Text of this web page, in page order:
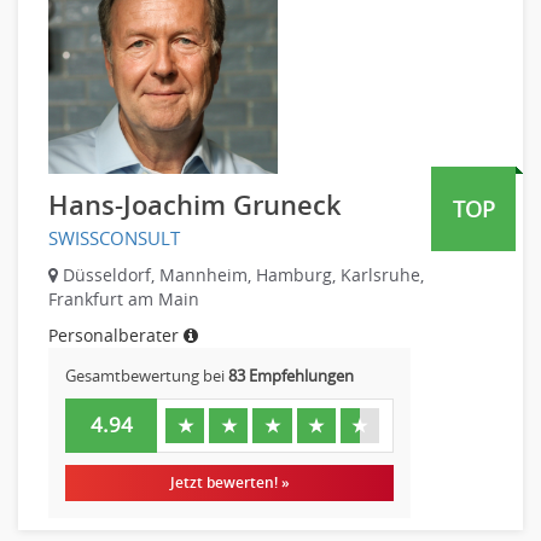
Maschinenbau
Materialwissenschaft
Mechatronik
Medizintechnik
Optiker, Akustiker
Brandschutz
Prozessmanagement
Qualitätsmanagement
Technische Dokumentation
Technischer Systemplaner, Bauzeichner
Veranstaltungstechnik
Verfahrenstechnik
Vertriebsingenieur
Wirtschaftsingenieur
Technisches Gebäudemanagement (TGM)
Anwendungsadministration
TOP
Hans-Joachim Gruneck
SWISSCONSULT
Düsseldorf, Mannheim, Hamburg, Karlsruhe,
Frankfurt am Main
Personalberater
Gesamtbewertung bei83 Empfehlungen
4.94 ★ ★ ★ ★ ★
Jetzt bewerten! »